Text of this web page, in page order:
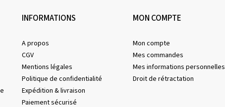
INFORMATIONS
A propos
CGV
Mentions légales
Politique de confidentialité
Expédition & livraison
Paiement sécurisé
MON COMPTE
Mon compte
Mes commandes
Mes informations personnelles
Droit de rétractation